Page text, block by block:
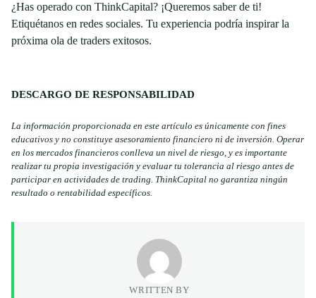
¿Has operado con ThinkCapital? ¡Queremos saber de ti!
Etiquétanos en redes sociales. Tu experiencia podría inspirar la
próxima ola de traders exitosos.
DESCARGO DE RESPONSABILIDAD
La información proporcionada en este artículo es únicamente con fines
educativos y no constituye asesoramiento financiero ni de inversión. Operar
en los mercados financieros conlleva un nivel de riesgo, y es importante
realizar tu propia investigación y evaluar tu tolerancia al riesgo antes de
participar en actividades de trading. ThinkCapital no garantiza ningún
resultado o rentabilidad específicos.
WRITTEN BY